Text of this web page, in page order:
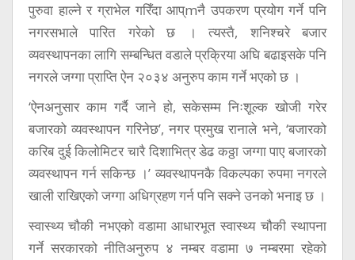
पुरुवा हाल्ने र ग्राभेल गरिँदा आप्mनै उपकरण प्रयोग गर्ने पनि
नगरसभाले पारित गरेको छ । त्यस्तै, शनिश्चरे बजार
व्यवस्थापनका लागि सम्बन्धित वडाले प्रक्रिया अघि बढाइसके पनि
नगरले जग्गा प्राप्ति ऐन २०३४ अनुरुप काम गर्ने भएको छ ।
‘ऐनअनुसार काम गर्दै जाने हो, सकेसम्म निःशूल्क खोजी गरेर
बजारको व्यवस्थापन गरिनेछ’, नगर प्रमुख रानाले भने, ‘बजारको
करिब दुई किलोमिटर चारै दिशाभित्र डेढ कठ्ठा जग्गा पाए बजारको
व्यवस्थापन गर्न सकिन्छ ।’ व्यवस्थापनकै विकल्पका रुपमा नगरले
खाली राखिएको जग्गा अधिग्रहण गर्न पनि सक्ने उनको भनाइ छ ।
स्वास्थ्य चौकी नभएको वडामा आधारभूत स्वास्थ्य चौकी स्थापना
गर्ने सरकारको नीतिअनुरुप ४ नम्बर वडामा ७ नम्बरमा रहेको